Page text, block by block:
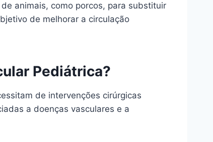
animais, como porcos, para substituir
de melhorar a circulação
Pediátrica?
de intervenções cirúrgicas
a doenças vasculares e a